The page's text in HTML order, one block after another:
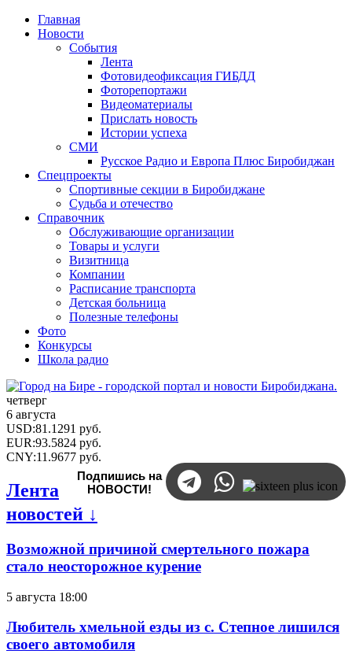
Главная
Новости
События
Лента
Фотовидеофиксация ГИБДД
Фоторепортажи
Видеоматериалы
Прислать новость
Истории успеха
СМИ
Русское Радио и Европа Плюс Биробиджан
Спецпроекты
Спортивные секции в Биробиджане
Судьба и отечество
Справочник
Обслуживающие организации
Товары и услуги
Визитница
Компании
Расписание транспорта
Детская больница
Полезные телефоны
Фото
Конкурсы
Школа радио
четверг
6 августа
USD:81.1291 руб.
EUR:93.5824 руб.
CNY:11.9677 руб.
Подпишись на
НОВОСТИ!
Лента
новостей ↓
Возможной причиной смертельного пожара
стало неосторожное курение
5 августа 18:00
Любитель хмельной езды из с. Степное лишился
своего автомобиля